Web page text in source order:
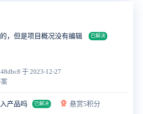
，但是项目概况没有编辑
已解决
于 2023-12-27
产品吗 已解决
悬赏5积分